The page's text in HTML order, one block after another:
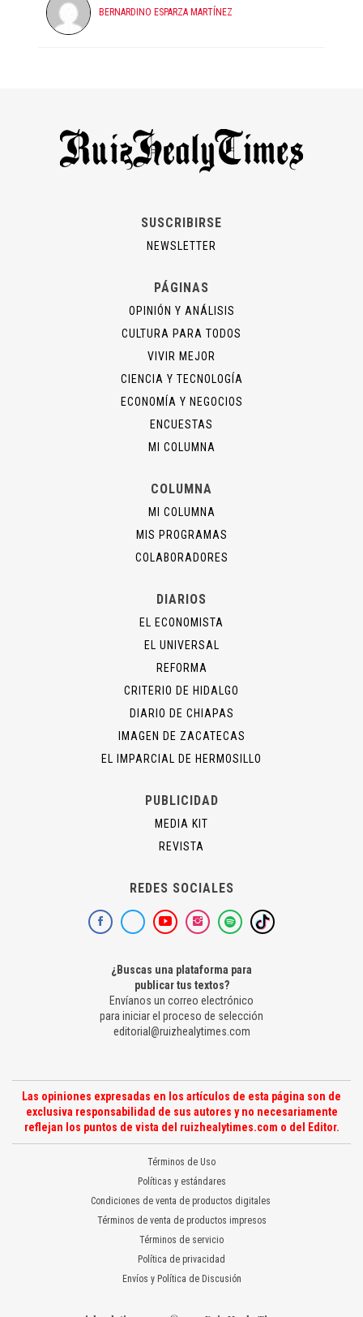
BERNARDINO ESPARZA MARTÍNEZ
SUSCRIBIRSE
NEWSLETTER
PÁGINAS
OPINIÓN Y ANÁLISIS
CULTURA PARA TODOS
VIVIR MEJOR
CIENCIA Y TECNOLOGÍA
ECONOMÍA Y NEGOCIOS
ENCUESTAS
MI COLUMNA
COLUMNA
MI COLUMNA
MIS PROGRAMAS
COLABORADORES
DIARIOS
EL ECONOMISTA
EL UNIVERSAL
REFORMA
CRITERIO DE HIDALGO
DIARIO DE CHIAPAS
IMAGEN DE ZACATECAS
EL IMPARCIAL DE HERMOSILLO
PUBLICIDAD
MEDIA KIT
REVISTA
REDES SOCIALES
¿Buscas una plataforma para
publicar tus textos?
Envíanos un correo electrónico
para iniciar el proceso de selección
editorial@ruizhealytimes.com
Las opiniones expresadas en los artículos de esta página son de
exclusiva responsabilidad de sus autores y no necesariamente
reflejan los puntos de vista del ruizhealytimes.com o del Editor.
Términos de Uso
Políticas y estándares
Condiciones de venta de productos digitales
Términos de venta de productos impresos
Términos de servicio
Política de privacidad
Envíos y Política de Discusión